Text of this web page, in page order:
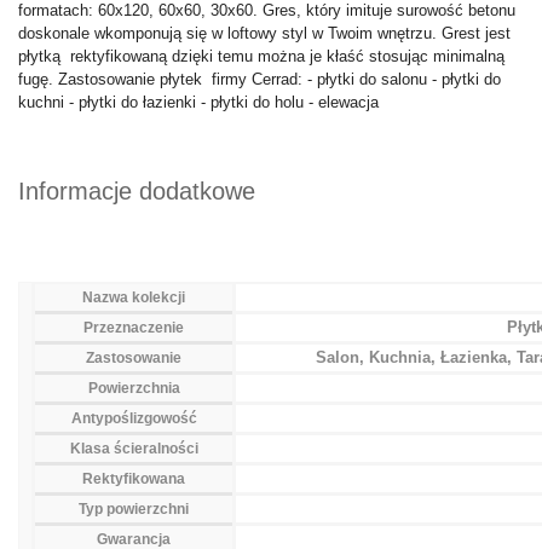
formatach: 60x120, 60x60, 30x60. Gres, który imituje surowość betonu
doskonale wkomponują się w loftowy styl w Twoim wnętrzu. Grest jest
płytką rektyfikowaną dzięki temu można je kłaść stosując minimalną
fugę. Zastosowanie płytek firmy Cerrad: - płytki do salonu - płytki do
kuchni - płytki do łazienki - płytki do holu - elewacja
Informacje dodatkowe
Nazwa kolekcji
Przeznaczenie
Zastosowanie Salon, Kuchnia, Łazienka,
Powierzchnia
Antypoślizgowość
Klasa ścieralności
Rektyfikowana
Typ powierzchni
Gwarancja